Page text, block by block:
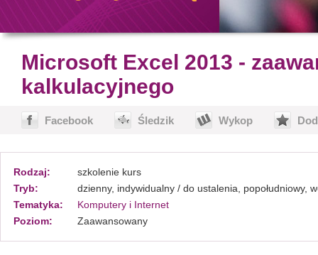
Microsoft Excel 2013 -
kalkulacyjnego
Facebook Śledzik Wykop
Rodzaj:
szkolenie kurs
Tryb:
dzienny, indywidualny / do ustalenia, popołudniowy,
Tematyka:
Komputery i Internet
Poziom:
Zaawansowany